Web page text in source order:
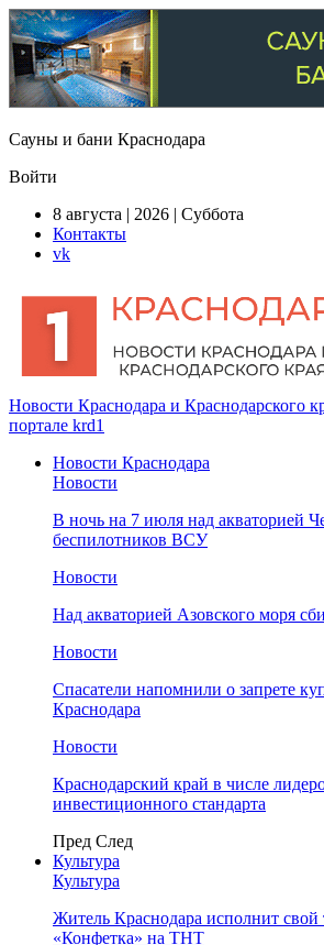
Сауны и бани Краснодара
Войти
8 августа | 2026 | Суббота
Контакты
vk
Новости Краснодара и Краснодарского
портале krd1
Новости Краснодара
Новости
В ночь на 7 июля над акваторией
беспилотников ВСУ
Новости
Над акваторией Азовского моря
Новости
Спасатели напомнили о запрете
Краснодара
Новости
Краснодарский край в числе
инвестиционного стандарта
Пред След
Культура
Культура
Житель Краснодара исполнит свой
«Конфетка» на ТНТ